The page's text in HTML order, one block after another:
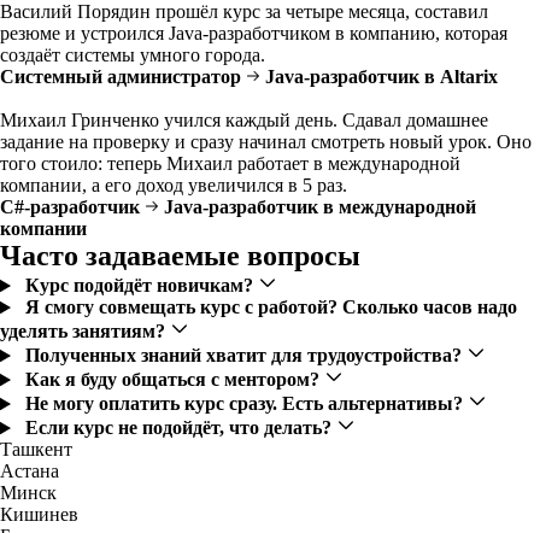
Василий Порядин прошёл курс за четыре месяца, составил
резюме и устроился Java-разработчиком в компанию, которая
создаёт системы умного города.
Системный администратор
Java-разработчик в Altarix
Михаил Гринченко учился каждый день. Сдавал домашнее
задание на проверку и сразу начинал смотреть новый урок. Оно
того стоило: теперь Михаил работает в международной
компании, а его доход увеличился в 5 раз.
С#-разработчик
Java-разработчик в международной
компании
Часто задаваемые вопросы
Курс подойдёт новичкам?
Я смогу совмещать курс с работой? Сколько часов надо
уделять занятиям?
Полученных знаний хватит для трудоустройства?
Как я буду общаться с ментором?
Не могу оплатить курс сразу. Есть альтернативы?
Если курс не подойдёт, что делать?
Ташкент
Астана
Минск
Кишинев